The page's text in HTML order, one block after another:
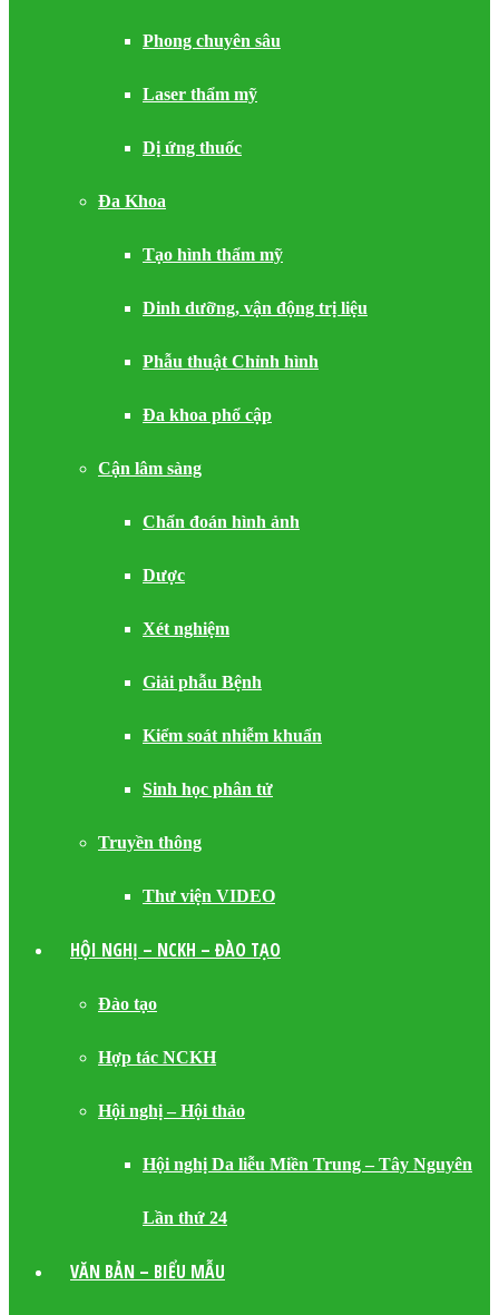
Phong chuyên sâu
Laser thẩm mỹ
Dị ứng thuốc
Đa Khoa
Tạo hình thẩm mỹ
Dinh dưỡng, vận động trị liệu
Phẫu thuật Chỉnh hình
Đa khoa phổ cập
Cận lâm sàng
Chẩn đoán hình ảnh
Dược
Xét nghiệm
Giải phẫu Bệnh
Kiểm soát nhiễm khuẩn
Sinh học phân tử
Truyền thông
Thư viện VIDEO
HỘI NGHỊ – NCKH – ĐÀO TẠO
Đào tạo
Hợp tác NCKH
Hội nghị – Hội thảo
Hội nghị Da liễu Miền Trung – Tây Nguyên
Lần thứ 24
VĂN BẢN – BIỂU MẪU